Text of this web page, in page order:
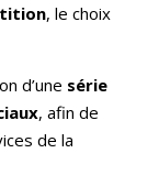
, le choix
d’une série
, afin de
de la